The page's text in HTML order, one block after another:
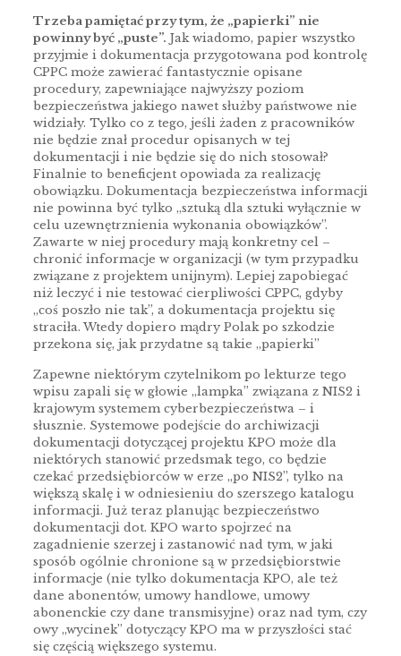
Trzeba pamiętać przy tym, że „papierki” nie
powinny być „puste”. Jak wiadomo, papier wszystko
przyjmie i dokumentacja przygotowana pod kontrolę
CPPC może zawierać fantastycznie opisane
procedury, zapewniające najwyższy poziom
bezpieczeństwa jakiego nawet służby państwowe nie
widziały. Tylko co z tego, jeśli żaden z pracowników
nie będzie znał procedur opisanych w tej
dokumentacji i nie będzie się do nich stosował?
Finalnie to beneficjent opowiada za realizację
obowiązku. Dokumentacja bezpieczeństwa informacji
nie powinna być tylko „sztuką dla sztuki wyłącznie w
celu uzewnętrznienia wykonania obowiązków”.
Zawarte w niej procedury mają konkretny cel –
chronić informacje w organizacji (w tym przypadku
związane z projektem unijnym). Lepiej zapobiegać
niż leczyć i nie testować cierpliwości CPPC, gdyby
„coś poszło nie tak”, a dokumentacja projektu się
straciła. Wtedy dopiero mądry Polak po szkodzie
przekona się, jak przydatne są takie „papierki”
Zapewne niektórym czytelnikom po lekturze tego
wpisu zapali się w głowie „lampka” związana z NIS2 i
krajowym systemem cyberbezpieczeństwa – i
słusznie. Systemowe podejście do archiwizacji
dokumentacji dotyczącej projektu KPO może dla
niektórych stanowić przedsmak tego, co będzie
czekać przedsiębiorców w erze „po NIS2”, tylko na
większą skalę i w odniesieniu do szerszego katalogu
informacji. Już teraz planując bezpieczeństwo
dokumentacji dot. KPO warto spojrzeć na
zagadnienie szerzej i zastanowić nad tym, w jaki
sposób ogólnie chronione są w przedsiębiorstwie
informacje (nie tylko dokumentacja KPO, ale też
dane abonentów, umowy handlowe, umowy
abonenckie czy dane transmisyjne) oraz nad tym, czy
owy „wycinek” dotyczący KPO ma w przyszłości stać
się częścią większego systemu.